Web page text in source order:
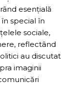
esențială
special în
sociale,
reflectând
au discutat
imaginii